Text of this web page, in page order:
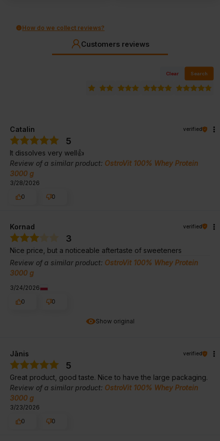
How do we collect reviews?
Customers reviews
Clear Search
Catalin verified
5
It dissolves very well👍️
Review of a similar product: OstroVit 100% Whey Protein
3000 g
3/28/2026
0
0
Show original
Kornad verified
3
Nice price, but a noticeable aftertaste of sweeteners
Review of a similar product: OstroVit 100% Whey Protein
3000 g
3/24/2026
0
0
Jānis verified
5
Great product, good taste. Nice to have the large packaging.
Review of a similar product: OstroVit 100% Whey Protein
3000 g
3/23/2026
0
0